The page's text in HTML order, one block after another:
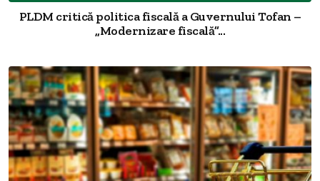
PLDM critică politica fiscală a Guvernului Tofan –
„Modernizare fiscală”...